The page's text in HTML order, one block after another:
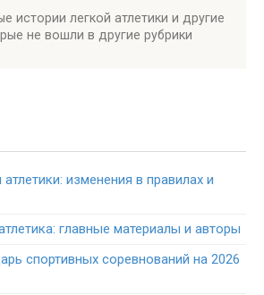
истории легкой атлетики и другие
не вошли в другие рубрики
изменения в правилах и
главные материалы и авторы
спортивных соревнований на 2026